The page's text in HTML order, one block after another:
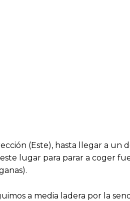
(Este), hasta llegar a un
lugar para parar a coger
a media ladera por la